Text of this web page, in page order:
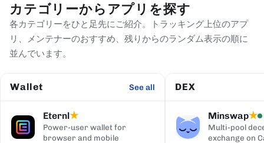
カテゴリーからアプリを探す
各カテゴリーをひと足先にご紹介。トラッキング上位のアプ
リ、メンテナーのおすすめ、残りからのランダム表示の順に
並んでいます。
Wallet See all
Eternl★
Power-user wallet for
browser and mobile
DEX
Minswap★
Multi-pool
exchange on